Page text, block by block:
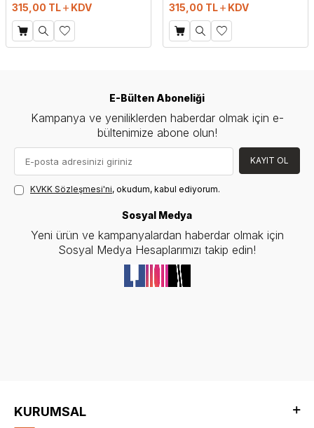
315,00 TL KDV 315,00 TL KDV
E-Bülten Aboneliği
Kampanya ve yeniliklerden haberdar olmak için e-
bültenimize abone olun!
KAYIT OL
KVKK Sözleşmesi'ni, okudum, kabul ediyorum.
Sosyal Medya
Yeni ürün ve kampanyalardan haberdar olmak için
Sosyal Medya Hesaplarımızı takip edin!
KURUMSAL